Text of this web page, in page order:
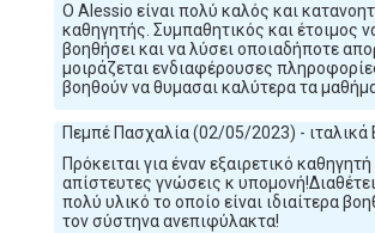
Ο Alessio είναι πολύ καλός και
καθηγητής. Συμπαθητικός και έτοιμος
βοηθήσει και να λύσει οποιαδήποτε
μοιράζεται ενδιαφέρουσες
βοηθούν να θυμασαι καλύτερα τα
Πεμπέ Πασχαλία (02/05/2023) - ιταλικά
Πρόκειται για έναν εξαιρετικό καθηγητή
απίστευτες γνώσεις κ
πολύ υλικό το οποίο είναι ιδιαίτερα
τον σύστηνα ανεπιφύλακτα!